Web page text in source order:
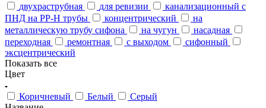
двухраструбная
для ревизии
канализационный с
ПНД на PP-H трубы
концентрический
на
металлическую трубу сифона
на чугун
насадная
переходная
ремонтная с выходом
сифонный
эксцентрический
Показать все
Цвет
Коричневый Белый
Серый